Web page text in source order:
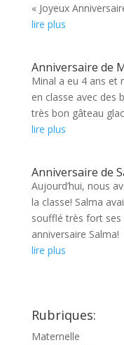
« Joyeux
lire plus
Anniversaire de
Minal a eu 4 ans et
en classe avec des
très bon gâteau
lire plus
Anniversaire de
Aujourd’hui, nous
la classe! Salma
soufflé très fort ses
anniversaire Salma!
lire plus
Rubriques:
Maternelle